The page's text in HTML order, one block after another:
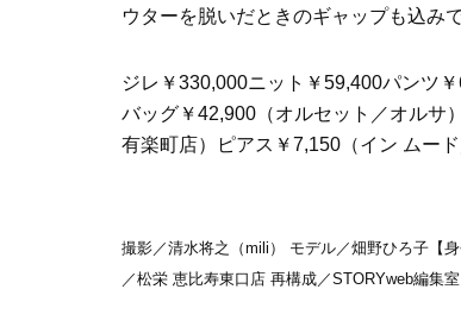
ウターを脱いだときのギャップも込み
ジレ￥330,000ニット￥59,400パンツ
バッグ￥42,900（オルセット／オルサ
有楽町店）ピアス￥7,150（イン ムー
撮影／清水将之（mili） モデル／畑野ひろ子【
／松栄 恵比寿東口店 再構成／STORYweb編集